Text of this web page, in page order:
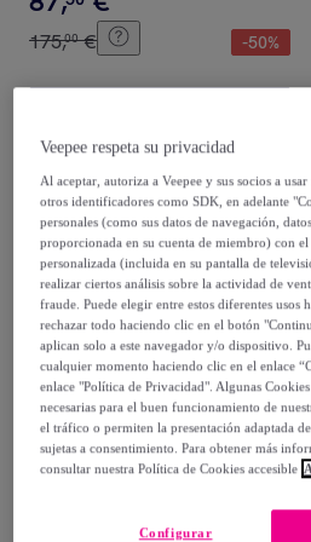
175,00 € -50%
Neosens
Sandalias con tacón S3024
NAPPA BLACK/ ALEDO color
Black
Negro
57,50 €
50%
Veepee respeta su privacidad
Al aceptar, autoriza a Veepee y sus socios a
otros identificadores como SDK, en adelante
personales (como sus datos de navegación,
proporcionada en su cuenta de miembro) con
personalizada (incluida en su pantalla de
realizar ciertos análisis sobre la actividad de
fraude. Puede elegir entre estos diferentes
rechazar todo haciendo clic en el botón
aplican solo a este navegador y/o dispositivo.
cualquier momento haciendo clic en el enlace
enlace "Política de Privacidad". Algunas
necesarias para el buen funcionamiento de
el tráfico o permiten la presentación adaptada
sujetas a consentimiento. Para obtener más
consultar nuestra Política de Cookies accesible
Configurar